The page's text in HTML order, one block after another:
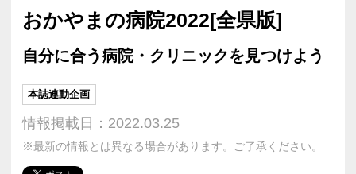
おかやまの病院2022[全県版]
自分に合う病院・クリニックを見つけよう
本誌連動企画
情報掲載日：2022.03.25
※最新の情報とは異なる場合があります。ご了承ください。